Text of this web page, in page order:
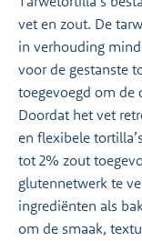
vet en zout. De
in verhouding
voor de gestanste
toegevoegd om de
Doordat het vet
en flexibele
tot 2% zout
glutennetwerk te
ingrediënten als
om de smaak,